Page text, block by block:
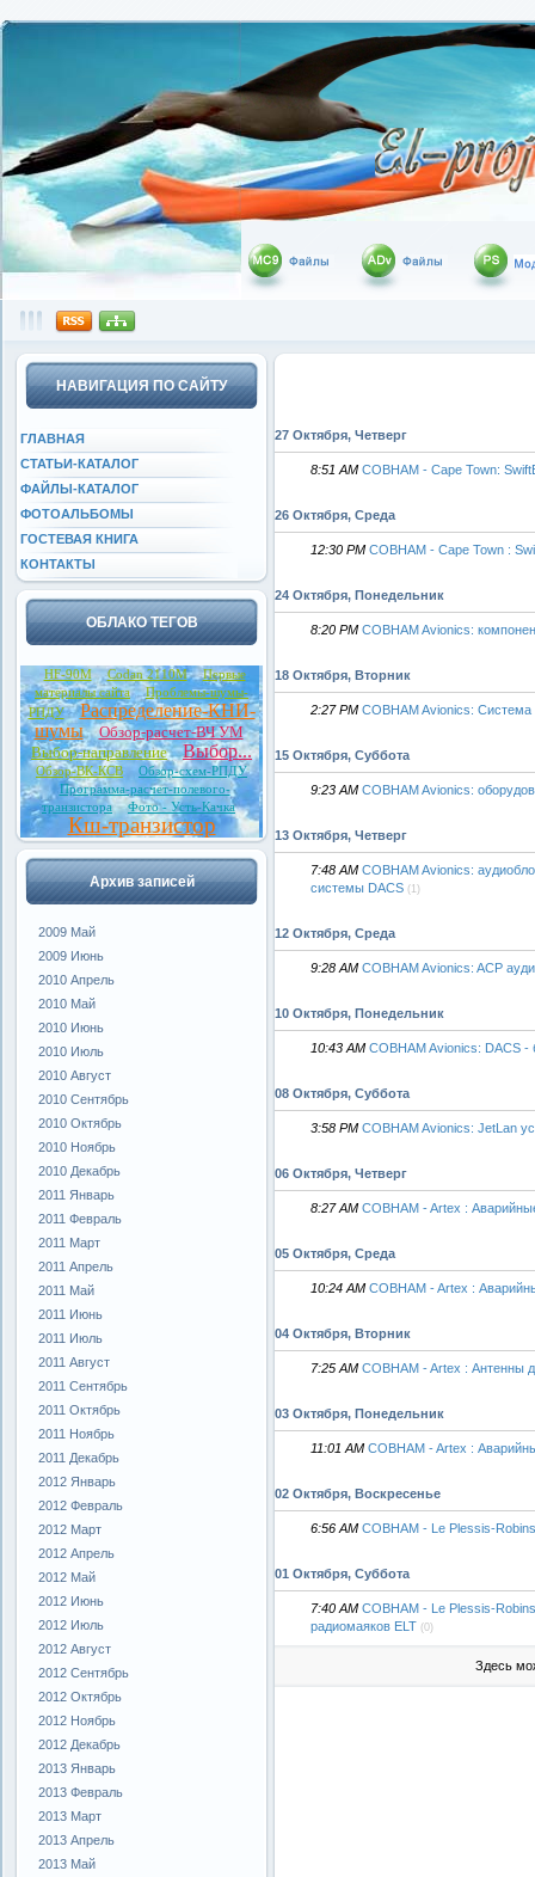
НАВИГАЦИЯ ПО САЙТУ
ГЛАВНАЯ
СТАТЬИ-КАТАЛОГ
ФАЙЛЫ-КАТАЛОГ
ФОТОАЛЬБОМЫ
ГОСТЕВАЯ КНИГА
КОНТАКТЫ
ОБЛАКО ТЕГОВ
HF-90M Codan 2110M
Первые
материалы сайта
Проблемы-шумы-
РПДУ
Распределение-КНИ-
шумы
Обзор-расчет-ВЧ УМ
Выбор-направление
Выбор...
Обзор-ВК-КСВ
Обзор-схем-РПДУ
Программа-расчет-полевого-
транзистора
Фото - Усть-Качка
Кш-транзистор
Архив записей
2009 Май
2009 Июнь
2010 Апрель
2010 Май
2010 Июнь
2010 Июль
2010 Август
2010 Сентябрь
2010 Октябрь
2010 Ноябрь
2010 Декабрь
2011 Январь
2011 Февраль
2011 Март
2011 Апрель
2011 Май
2011 Июнь
2011 Июль
2011 Август
2011 Сентябрь
2011 Октябрь
2011 Ноябрь
2011 Декабрь
2012 Январь
2012 Февраль
2012 Март
2012 Апрель
2012 Май
2012 Июнь
2012 Июль
2012 Август
2012 Сентябрь
2012 Октябрь
2012 Ноябрь
2012 Декабрь
2013 Январь
2013 Февраль
2013 Март
2013 Апрель
2013 Май
27 Октября, Четверг
8:51 AM COBHAM - Cape Town:
26 Октября, Среда
12:30 PM COBHAM - Cape Town :
24 Октября, Понедельник
8:20 PM COBHAM Avionics:
18 Октября, Вторник
2:27 PM COBHAM Avionics: Система
15 Октября, Суббота
9:23 AM COBHAM Avionics:
13 Октября, Четверг
7:48 AM COBHAM Avionics:
системы DACS (1)
12 Октября, Среда
9:28 AM COBHAM Avionics: ACP
10 Октября, Понедельник
10:43 AM COBHAM Avionics: DACS
08 Октября, Суббота
3:58 PM COBHAM Avionics: JetLan
06 Октября, Четверг
8:27 AM COBHAM - Artex :
05 Октября, Среда
10:24 AM COBHAM - Artex :
04 Октября, Вторник
7:25 AM COBHAM - Artex : Антенны
03 Октября, Понедельник
11:01 AM COBHAM - Artex :
02 Октября, Воскресенье
6:56 AM COBHAM - Le Plessis-
01 Октября, Суббота
7:40 AM COBHAM - Le Plessis-
радиомаяков ELT (0)
Здесь